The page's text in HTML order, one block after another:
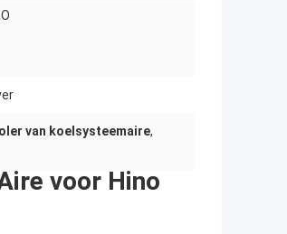
van koelsysteemaire,
voor Hino